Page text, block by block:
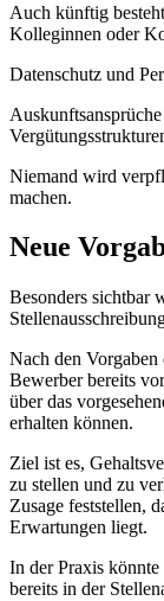
Auch künftig
Kolleginnen oder
Datenschutz und
Niemand wird
machen.
Neue
Besonders sichtbar
Nach den
Bewerber bereits
über das
erhalten können.
Ziel ist es,
zu stellen und zu
Zusage feststellen,
Erwartungen liegt.
In der Praxis
bereits in der